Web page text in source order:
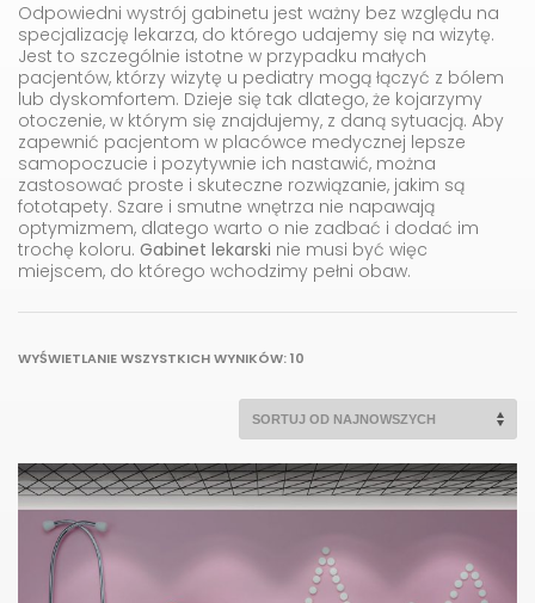
Odpowiedni wystrój gabinetu jest ważny bez względu na
specjalizację lekarza, do którego udajemy się na wizytę.
Jest to szczególnie istotne w przypadku małych
pacjentów, którzy wizytę u pediatry mogą łączyć z bólem
lub dyskomfortem. Dzieje się tak dlatego, że kojarzymy
otoczenie, w którym się znajdujemy, z daną sytuacją. Aby
zapewnić pacjentom w placówce medycznej lepsze
samopoczucie i pozytywnie ich nastawić, można
zastosować proste i skuteczne rozwiązanie, jakim są
fototapety. Szare i smutne wnętrza nie napawają
optymizmem, dlatego warto o nie zadbać i dodać im
trochę koloru. Gabinet lekarski nie musi być więc
miejscem, do którego wchodzimy pełni obaw.
WYŚWIETLANIE WSZYSTKICH WYNIKÓW: 10
NAJNOWSZYCH